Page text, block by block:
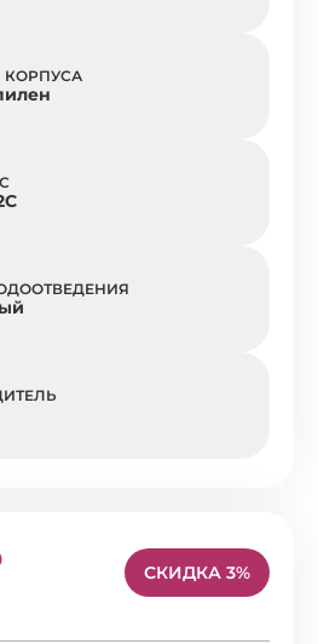
КОРПУСА
СКИДКА 3%